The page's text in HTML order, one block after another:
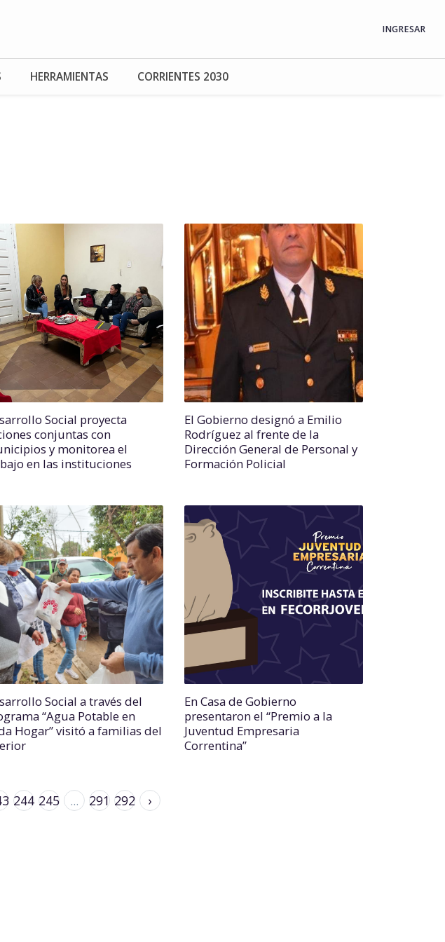
INGRESAR
HERRAMIENTAS CORRIENTES 2030
Social proyecta
conjuntas con
y monitorea el
en las instituciones
El Gobierno designó a Emilio
Rodríguez al frente de la
Dirección General de Personal y
Formación Policial
Social a través del
“Agua Potable en
Hogar” visitó a familias del
En Casa de Gobierno
presentaron el “Premio a la
Juventud Empresaria
Correntina”
244 245 ... 291 292 ›